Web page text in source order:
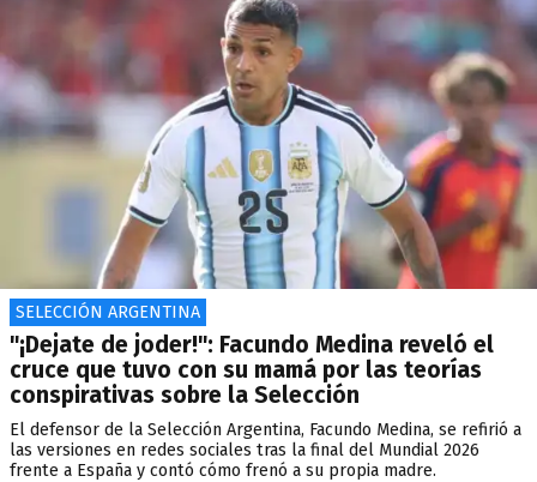
SELECCIÓN ARGENTINA
"¡Dejate de joder!": Facundo Medina reveló el
cruce que tuvo con su mamá por las teorías
conspirativas sobre la Selección
El defensor de la Selección Argentina, Facundo Medina, se refirió a
las versiones en redes sociales tras la final del Mundial 2026
frente a España y contó cómo frenó a su propia madre.